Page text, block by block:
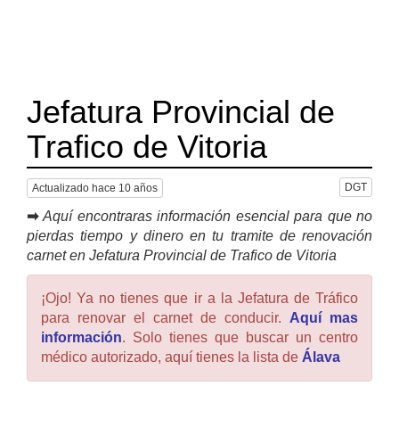
Jefatura Provincial de
Trafico de Vitoria
Actualizado hace 10 años DGT
➡ Aquí encontraras información esencial para que no
pierdas tiempo y dinero en tu tramite de renovación
carnet en Jefatura Provincial de Trafico de Vitoria
¡Ojo! Ya no tienes que ir a la Jefatura de Tráfico
para renovar el carnet de conducir. Aquí mas
información. Solo tienes que buscar un centro
médico autorizado, aquí tienes la lista de Álava